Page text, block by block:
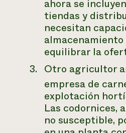
ahora se
tiendas y
necesitan
equilibrar la
Otro agricultor
empresa de
explotación
Las codornices,
no susceptible,